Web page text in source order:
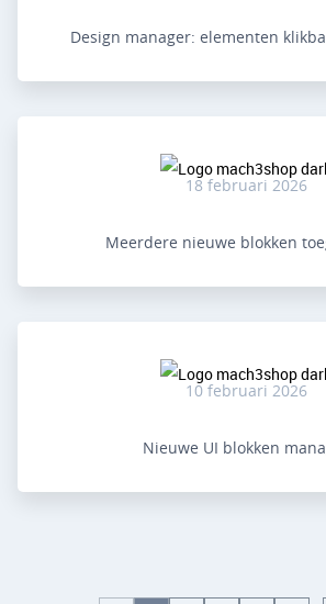
Design manager: elementen
18 februari 2026
Meerdere nieuwe blokken
10 februari 2026
Nieuwe UI blokken